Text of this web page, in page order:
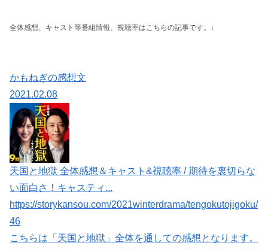
全体感想、キャスト等番組情報、視聴率はこちらの記事です。↓
かもねぎの感想文
2021.02.08
天国と地獄 全体感想＆キャスト&視聴率 / 期待を裏切らな
い面白さ！キャスティ...
https://storykansou.com/2021winterdrama/tengokutojigoku/
46
こちらは「天国と地獄」全体を通しての感想となります。